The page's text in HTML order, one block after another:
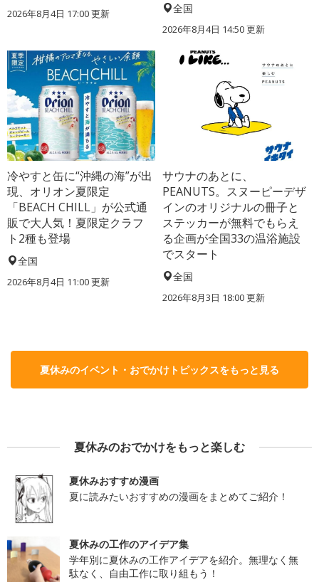
2026年8月4日 17:00更新 全国
2026年8月4日 14:50更新
冷やすと缶に“沖縄の海”が出
現、オリオン夏限定
「BEACH CHILL」が公式通
販で大人気！夏限定クラフ
ト2種も登場
全国
2026年8月4日 11:00更新
サウナのあとに、
PEANUTS。スヌーピーデザ
インのオリジナルの冊子と
ステッカーが無料でもらえ
る企画が全国33の温浴施設
でスタート
全国
2026年8月3日 18:00更新
夏休みのイベント・おでかけトピックスをもっと見る
夏休みのおでかけをもっと楽しむ
夏休みおすすめ漫画
夏に読みたいおすすめの漫画をまとめてご紹介！
夏休みの工作のアイデア集
学年別に夏休みの工作アイデアを紹介。無理なく無
駄なく、自由工作に取り組もう！